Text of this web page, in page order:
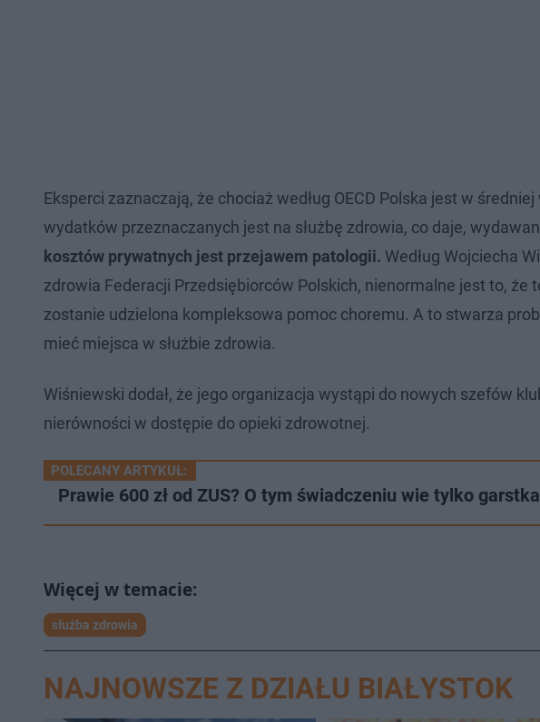
Eksperci zaznaczają, że chociaż według OECD Polska jest w
wydatków przeznaczanych jest na służbę zdrowia, co daje,
kosztów prywatnych jest przejawem patologii. Według Wojciecha
zdrowia Federacji Przedsiębiorców Polskich, nienormalne jest to, że
zostanie udzielona kompleksowa pomoc choremu. A to stwarza
mieć miejsca w służbie zdrowia.
Wiśniewski dodał, że jego organizacja wystąpi do nowych szefów
nierówności w dostępie do opieki zdrowotnej.
POLECANY ARTYKUŁ:
Prawie 600 zł od ZUS? O tym świadczeniu wie tylko
służba zdrowia
NAJNOWSZE Z DZIAŁU BIAŁYSTOK